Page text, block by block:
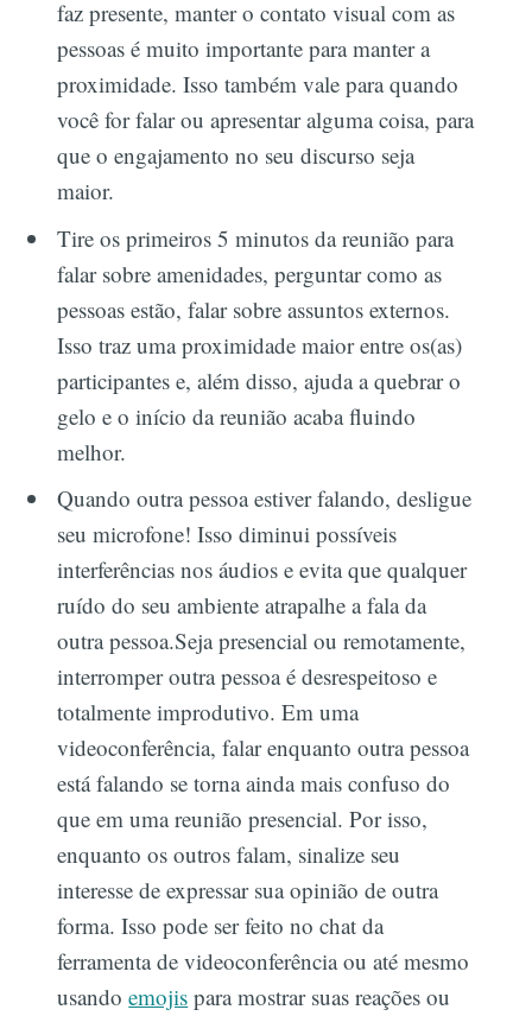
faz presente, manter o contato visual com as
pessoas é muito importante para manter a
proximidade. Isso também vale para quando
você for falar ou apresentar alguma coisa, para
que o engajamento no seu discurso seja
maior.
Tire os primeiros 5 minutos da reunião para
falar sobre amenidades, perguntar como as
pessoas estão, falar sobre assuntos externos.
Isso traz uma proximidade maior entre os(as)
participantes e, além disso, ajuda a quebrar o
gelo e o início da reunião acaba fluindo
melhor.
Quando outra pessoa estiver falando, desligue
seu microfone! Isso diminui possíveis
interferências nos áudios e evita que qualquer
ruído do seu ambiente atrapalhe a fala da
outra pessoa.Seja presencial ou remotamente,
interromper outra pessoa é desrespeitoso e
totalmente improdutivo. Em uma
videoconferência, falar enquanto outra pessoa
está falando se torna ainda mais confuso do
que em uma reunião presencial. Por isso,
enquanto os outros falam, sinalize seu
interesse de expressar sua opinião de outra
forma. Isso pode ser feito no chat da
ferramenta de videoconferência ou até mesmo
usandoemojis para mostrar suas reações ou